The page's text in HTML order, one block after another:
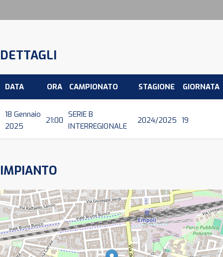
DETTAGLI
DATA ORA CAMPIONATO STAGIONE GIORNATA
18 Gennaio
2025
21:00
SERIE B
INTERREGIONALE
2024/2025 19
IMPIANTO